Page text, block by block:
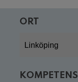
ORT
KOMPETENS